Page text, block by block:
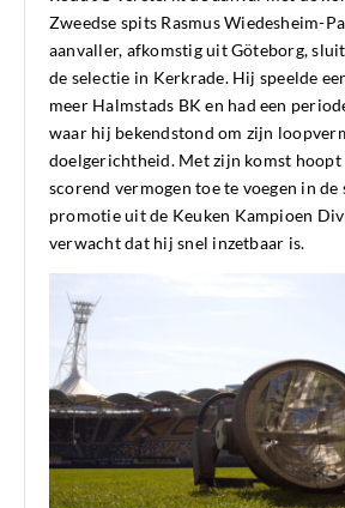
Zweedse spits Rasmus Wiedesheim-
aanvaller, afkomstig uit Göteborg,
de selectie in Kerkrade. Hij speelde
meer Halmstads BK en had een
waar hij bekendstond om zijn
doelgerichtheid. Met zijn komst hoopt
scorend vermogen toe te voegen in
promotie uit de Keuken Kampioen
verwacht dat hij snel inzetbaar is.